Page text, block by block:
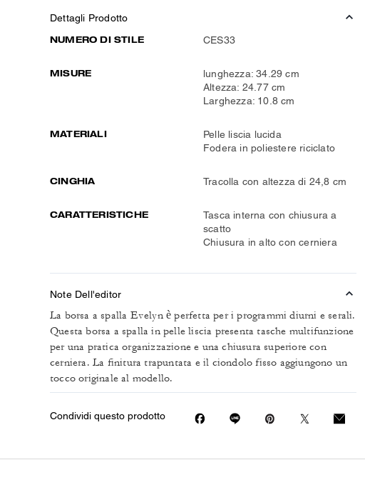
Dettagli Prodotto
NUMERO DI STILE
CES33
MISURE
lunghezza: 34.29 cm
Altezza: 24.77 cm
Larghezza: 10.8 cm
MATERIALI
Pelle liscia lucida
Fodera in poliestere riciclato
CINGHIA Tracolla con altezza di 24,8 cm
CARATTERISTICHE
Tasca interna con chiusura a
scatto
Chiusura in alto con cerniera
Note Dell'editor
La borsa a spalla Evelyn è perfetta per i programmi diurni e serali.
Questa borsa a spalla in pelle liscia presenta tasche multifunzione
per una pratica organizzazione e una chiusura superiore con
cerniera. La finitura trapuntata e il ciondolo fisso aggiungono un
tocco originale al modello.
Condividi questo prodotto